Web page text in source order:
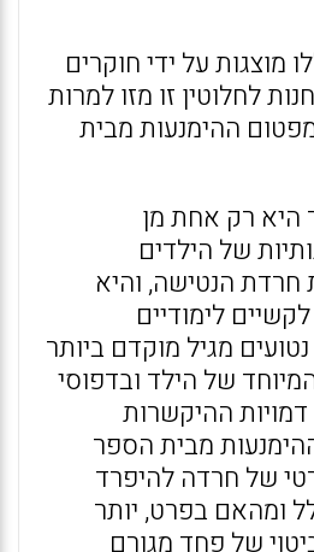
מוצגות על ידי חוקרים
לחלוטין זו מזו למרות
ההימנעות מבית
היא רק אחת מן
של הילדים
הנטישה, והיא
לימודיים
מגיל מוקדם ביותר
של הילד ובדפוסי
ההיקשרות
מבית הספר
של חרדה להיפרד
ומהאם בפרט, יותר
של פחד מגורם